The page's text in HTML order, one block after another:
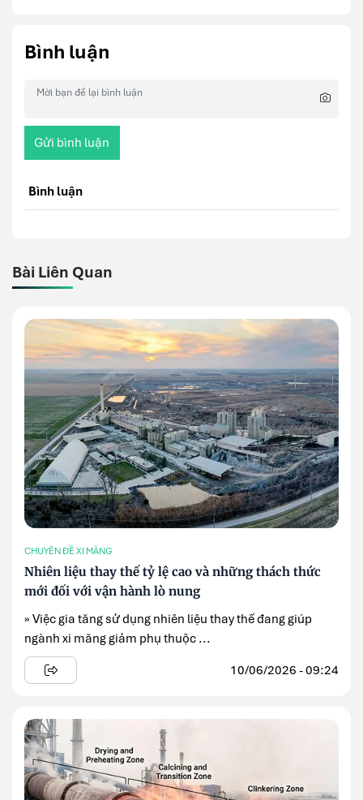
Bình luận
Gửi bình luận
Bình luận
Bài Liên Quan
CHUYÊN ĐỀ XI MĂNG
Nhiên liệu thay thế tỷ lệ cao và những thách thức
mới đối với vận hành lò nung
» Việc gia tăng sử dụng nhiên liệu thay thế đang giúp
ngành xi măng giảm phụ thuộc ...
10/06/2026 - 09:24